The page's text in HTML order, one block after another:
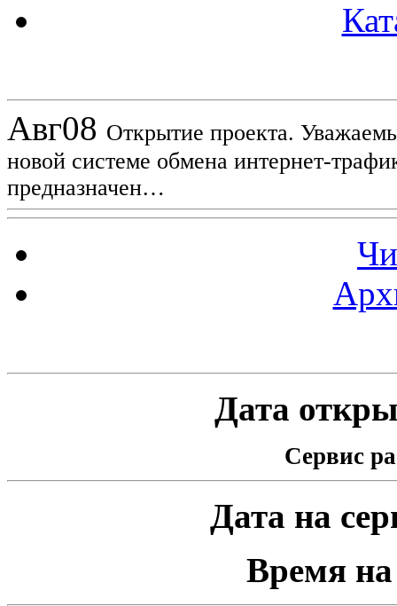
Авг08 Открытие проекта.
новой системе обмена интернет-
предназначен…
Дата
Сервис
Дата на
Время на